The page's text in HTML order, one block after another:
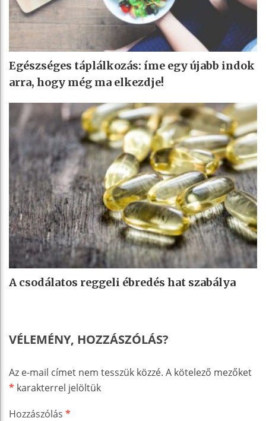
Egészséges táplálkozás: íme egy újabb indok
arra, hogy még ma elkezdje!
A csodálatos reggeli ébredés hat szabálya
VÉLEMÉNY, HOZZÁSZÓLÁS?
Az e-mail címet nem tesszük közzé. A kötelező mezőket
* karakterrel jelöltük
Hozzászólás *